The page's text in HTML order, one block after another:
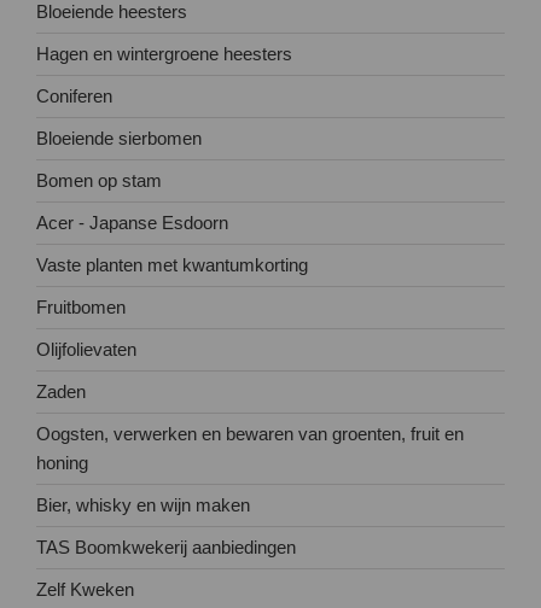
Bloeiende heesters
Hagen en wintergroene heesters
Coniferen
Bloeiende sierbomen
Bomen op stam
Acer - Japanse Esdoorn
Vaste planten met kwantumkorting
Fruitbomen
Olijfolievaten
Zaden
Oogsten, verwerken en bewaren van groenten, fruit en
honing
Bier, whisky en wijn maken
TAS Boomkwekerij aanbiedingen
Zelf Kweken